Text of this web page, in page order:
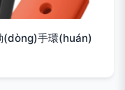
(dòng)手環(huán)